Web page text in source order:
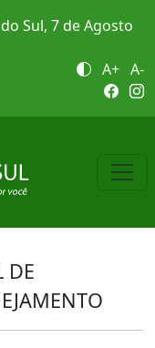
Sul, 7 de Agosto
A+ A-
DE